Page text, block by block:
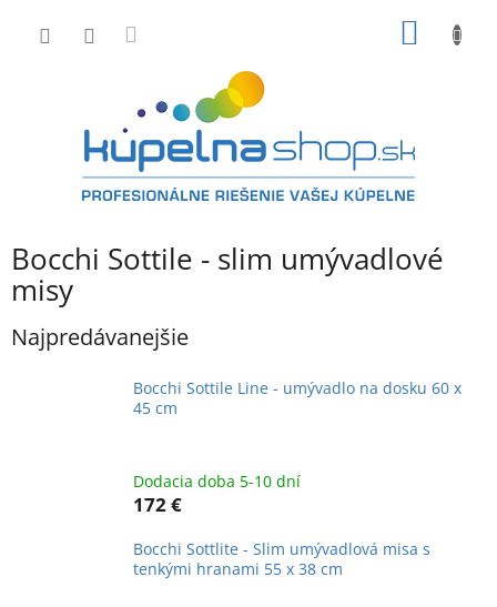
Bocchi Sottile - slim umývadlové
misy
Najpredávanejšie
Bocchi Sottile Line - umývadlo na dosku 60 x
45 cm
Dodacia doba 5-10 dní
172 €
Bocchi Sottlite - Slim umývadlová misa s
tenkými hranami 55 x 38 cm